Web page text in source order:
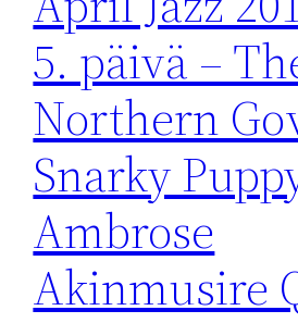
5. päivä –
Northern
Snarky
Ambrose
Akinmusire